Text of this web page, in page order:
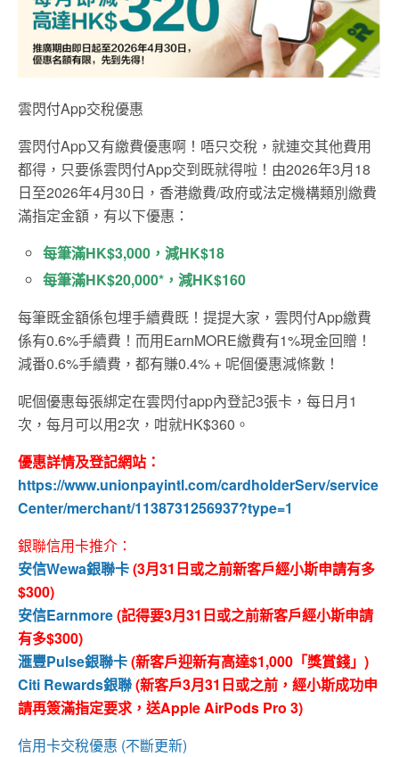
雲閃付App交稅優惠
雲閃付App又有繳費優惠啊！唔只交稅，就連交其他費用
都得，只要係雲閃付App交到既就得啦！由2026年3月18
日至2026年4月30日， 香港繳費/政府或法定機構類別繳費
滿指定金額，有以下優惠 ：
每筆滿HK$3,000，減HK$18
每筆滿HK$20,000*，減HK$160
每筆既金額係包埋手續費既！提提大家，雲閃付App繳費
係有0.6%手續費！而用EarnMORE繳費有1%現金回贈！
減番0.6%手續費，都有賺0.4% + 呢個優惠減條數！
呢個優惠每張綁定在雲閃付app內登記3張卡，每日月1
次，每月可以用2次，咁就HK$360。
優惠詳情及登記網站：
https://www.unionpayintl.com/cardholderServ/service
Center/merchant/1138731256937?type=1
銀聯信用卡推介：
安信Wewa銀聯卡(3月31日或之前新客戶經小斯申請有多
$300)
安信Earnmore(記得要3月31日或之前新客戶經小斯申請
有多$300)
滙豐Pulse銀聯卡(新客戶迎新有高達$1,000「獎賞錢」)
Citi Rewards銀聯(新客戶3月31日或之前，經小斯成功申
請再簽滿指定要求，送Apple AirPods Pro 3)
信用卡交稅優惠 (不斷更新)